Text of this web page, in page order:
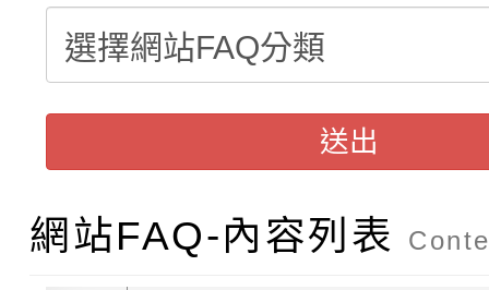
權責核予出席人員公(
結果(第11招)
學年度第1學期第9次代
結果(第3招)
桃園市家庭教育中心「
程資訊」、「暑期親子
「祖孫樂淘桃」、「愛
絕-親子共學同樂會」
「校園短影音徵選活動
員」簡章及活動海報，
踴躍報名參加
115學年度新生訓練注
115學年度新生補報到
【甄選結果(第10招)】
送出
網站FAQ-內容列表